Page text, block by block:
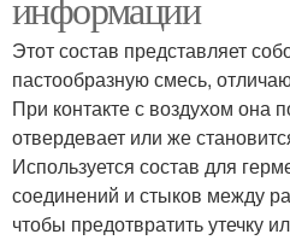
Этот состав представляет
пастообразную смесь,
При контакте с воздухом она
отвердевает или же
Используется состав для
соединений и стыков между
чтобы предотвратить утечку